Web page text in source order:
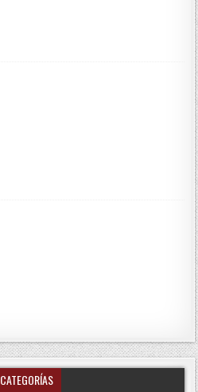
CATEGORÍAS